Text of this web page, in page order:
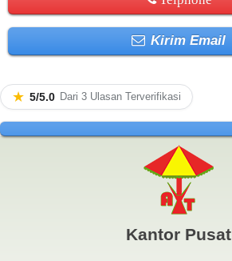
Kirim Email
★ 5/5.0 Dari 3 Ulasan Terverifikasi
Kantor Pusat